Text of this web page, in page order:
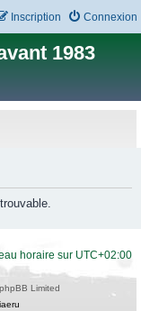
Connexion
Inscription
1983
horaire sur UTC+02:00
Limited